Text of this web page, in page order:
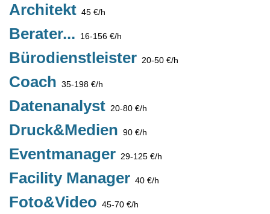
Architekt 45 €/h
Berater... 16-156 €/h
Bürodienstleister 20-50 €/h
Coach 35-198 €/h
Datenanalyst 20-80 €/h
Druck&Medien 90 €/h
Eventmanager 29-125 €/h
Facility Manager 40 €/h
Foto&Video 45-70 €/h